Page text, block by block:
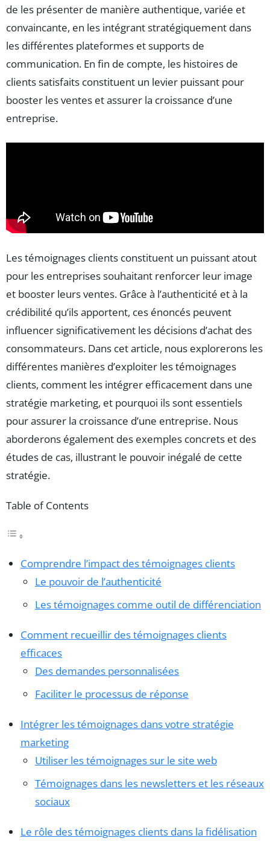
de les présenter de manière authentique, variée et
convaincante, en les intégrant stratégiquement dans
les différentes plateformes et supports de
communication. En fin de compte, les histoires de
clients satisfaits constituent un levier puissant pour
booster les ventes et assurer la croissance d’une
entreprise.
Les témoignages clients constituent un puissant atout
pour les entreprises souhaitant renforcer leur image
et booster leurs ventes. Grâce à l’authenticité et à la
crédibilité qu’ils apportent, ces énoncés peuvent
influencer significativement les décisions d’achat des
consommateurs. Dans cet article, nous explorerons les
différentes manières d’exploiter les témoignages
clients, comment les intégrer efficacement dans une
stratégie marketing, et pourquoi ils sont essentiels
pour assurer la croissance d’une entreprise. Nous
aborderons également des exemples concrets et des
études de cas, illustrant le pouvoir inégalé de cette
stratégie.
Table of Contents
Comprendre l’impact des témoignages clients
Le pouvoir de l’authenticité
Les témoignages comme outil de différenciation
Comment recueillir des témoignages clients
efficaces
Des demandes personnalisées
Faciliter le processus de réponse
Intégrer les témoignages dans votre stratégie
marketing
Utiliser les témoignages sur le site web
Témoignages dans les newsletters et les réseaux
sociaux
Le rôle des témoignages clients dans la fidélisation